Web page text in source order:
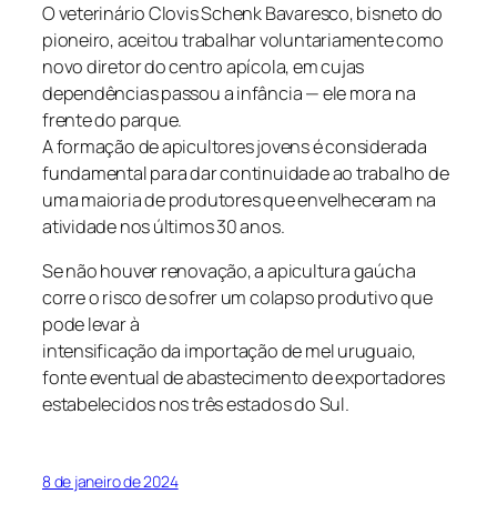
O veterinário Clovis Schenk Bavaresco, bisneto do
pioneiro, aceitou trabalhar voluntariamente como
novo diretor do centro apícola, em cujas
dependências passou a infância — ele mora na
frente do parque.
A formação de apicultores jovens é considerada
fundamental para dar continuidade ao trabalho de
uma maioria de produtores que envelheceram na
atividade nos últimos 30 anos.
Se não houver renovação, a apicultura gaúcha
corre o risco de sofrer um colapso produtivo que
pode levar à
intensificação da importação de mel uruguaio,
fonte eventual de abastecimento de exportadores
estabelecidos nos três estados do Sul.
8 de janeiro de 2024